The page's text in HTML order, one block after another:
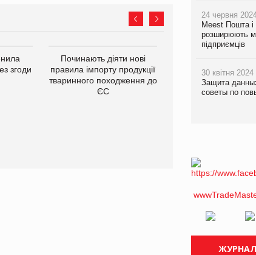
згоди
Починають діяти нові
правила імпорту продукції
тваринного походження до
ЄС
24 червня
Meest Пошта
розширюють
підприємців
30 квітня 2024
Защита
советы по
ЖУРНАЛ